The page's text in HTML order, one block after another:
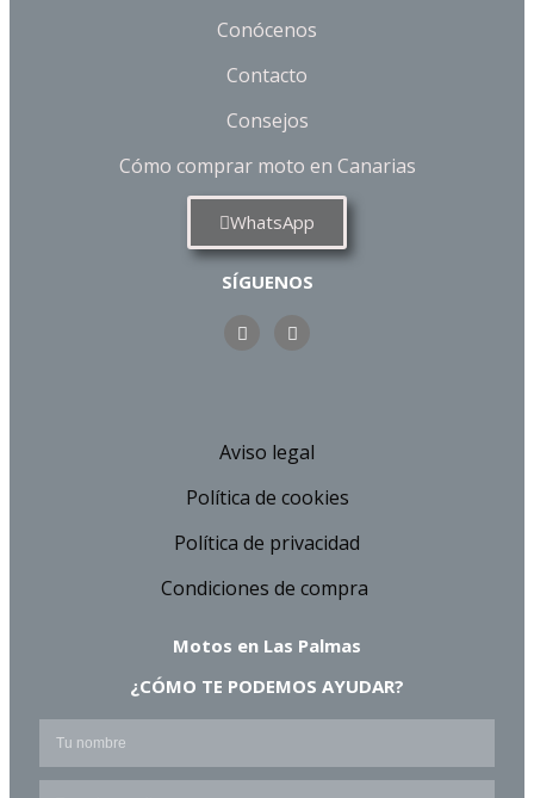
Conócenos
Contacto
Consejos
Cómo comprar moto en Canarias
WhatsApp
SÍGUENOS
Aviso legal
Política de cookies
Política de privacidad
Condiciones de compra
Motos en Las Palmas
¿CÓMO TE PODEMOS AYUDAR?